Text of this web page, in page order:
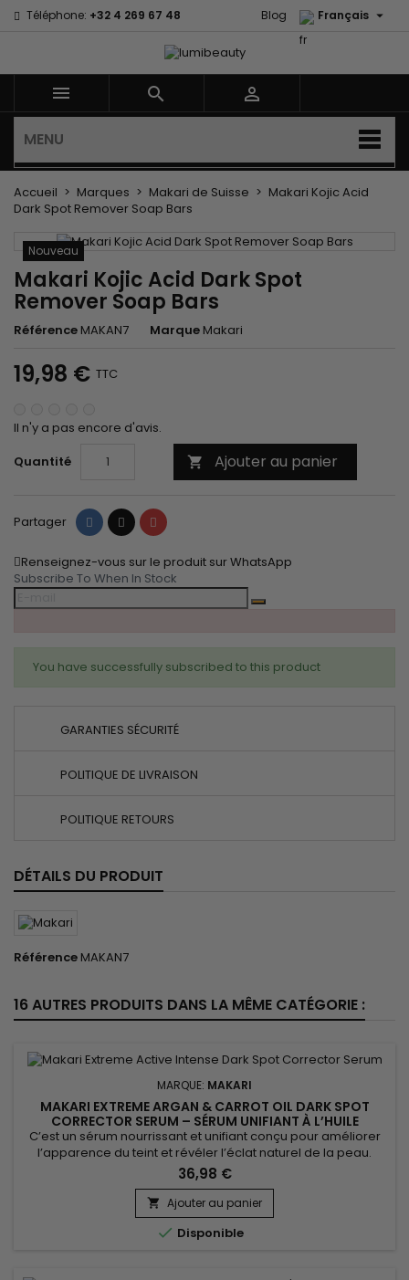
Téléphone: +32 4 269 67 48 Français 
Blog
  
MENU
Accueil Marques Makari de Suisse
Makari Kojic Acid
Dark Spot Remover Soap Bars
Nouveau
Makari Kojic Acid Dark Spot
Remover Soap Bars
Référence MAKAN7 Marque Makari
19,98 € TTC
Il n'y a pas encore d'avis.
Quantité
 Ajouter au panier
Partager PartagerTweet Pinterest
Renseignez-vous sur le produit sur WhatsApp
Subscribe To When In Stock
You have successfully subscribed to this product
GARANTIES SÉCURITÉ
POLITIQUE DE LIVRAISON
POLITIQUE RETOURS
DÉTAILS DU PRODUIT
Référence MAKAN7
16 AUTRES PRODUITS DANS LA MÊME CATÉGORIE :
MARQUE: MAKARI
MAKARI EXTREME ARGAN & CARROT OIL DARK SPOT
CORRECTOR SERUM – SÉRUM UNIFIANT À L’HUILE
D’ARGAN ET DE CAROTTE
C’est un sérum nourrissant et unifiant conçu pour améliorer
l’apparence du teint et révéler l’éclat naturel de la peau.
Makari Extreme Argan & Carrot Oil Serum associe l’extrait de
racine de mûrier, l’huile d’argan, l’extrait de réglisse, l’huile de
graines de carotte et la vitamine E. Cette synergie aide à
hydrater, nourrir, adoucir et...
36,98 €
 Ajouter au panier
 Disponible